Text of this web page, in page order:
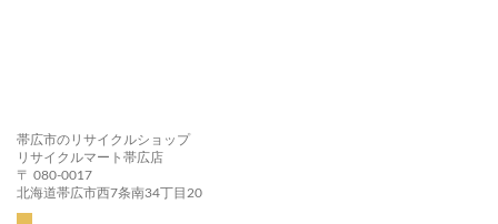
帯広市のリサイクルショップ
リサイクルマート帯広店
〒 080-0017
北海道帯広市西7条南34丁目20